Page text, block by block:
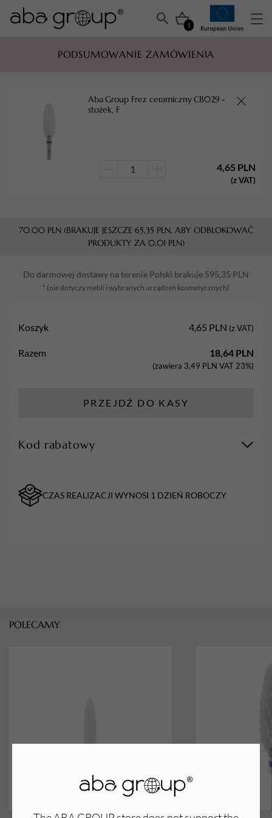
1
PODSUMOWANIE ZAMÓWIENIA
Aba Group Frez ceramiczny CB029 -
stożek, F
ceramiczny
CB029
stożek,
F
4,65 PLN
(z VAT)
70,00 PLN (BRAKUJE JESZCZE 65,35 PLN, ABY ODBLOKOWAĆ
PRODUKTY ZA 0,01 PLN)
Do darmowej dostawy na terenie Polski brakuje 595,35 PLN
* (nie dotyczy mebli i wybranych urządzeń kosmetycznych)
Koszyk 4,65 PLN (z VAT)
Razem 18,64 PLN
(zawiera 3,49 PLN VAT 23%)
PRZEJDŹ DO KASY
Kod rabatowy
CZAS REALIZACJI WYNOSI 1 DZIEŃ ROBOCZY
POLECAMY